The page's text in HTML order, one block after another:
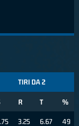
TIRI DA 2
R T %
3.25 6.67 49